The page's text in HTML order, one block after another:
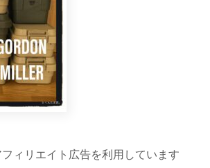
ィリエイト広告を利用しています